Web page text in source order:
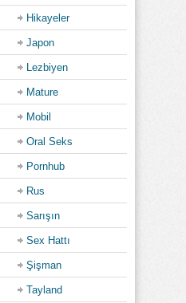
Hikayeler
Japon
Lezbiyen
Mature
Mobil
Oral Seks
Pornhub
Rus
Sarışın
Sex Hattı
Şişman
Tayland